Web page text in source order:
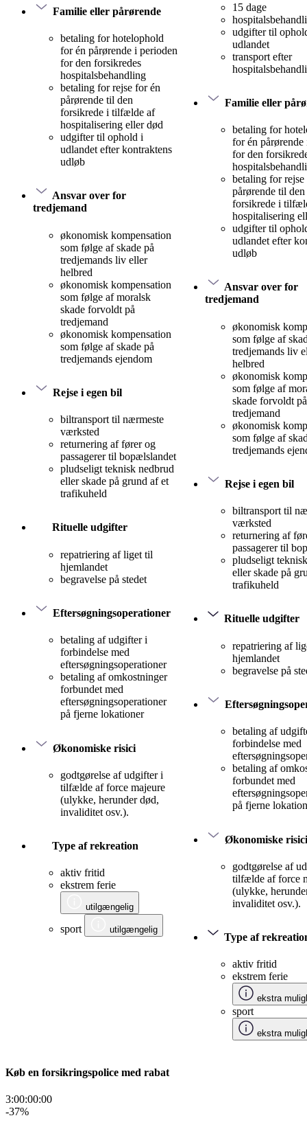
Familie eller pårørende
betaling for hotelophold
for én pårørende i perioden
for den forsikredes
hospitalsbehandling
betaling for rejse for én
pårørende til den
forsikrede i tilfælde af
hospitalisering eller død
udgifter til ophold i
udlandet efter kontraktens
udløb
Ansvar over for
tredjemand
økonomisk kompensation
som følge af skade på
tredjemands liv eller
helbred
økonomisk kompensation
som følge af moralsk
skade forvoldt på
tredjemand
økonomisk kompensation
som følge af skade på
tredjemands ejendom
Rejse i egen bil
biltransport til nærmeste
værksted
returnering af fører og
passagerer til bopælslandet
pludseligt teknisk nedbrud
eller skade på grund af et
trafikuheld
Rituelle udgifter
repatriering af liget til
hjemlandet
begravelse på stedet
Eftersøgningsoperationer
betaling af udgifter i
forbindelse med
eftersøgningsoperationer
betaling af omkostninger
forbundet med
eftersøgningsoperationer
på fjerne lokationer
Økonomiske risici
godtgørelse af udgifter i
tilfælde af force majeure
(ulykke, herunder død,
invaliditet osv.).
Type af rekreation
aktiv fritid
ekstrem ferie
utilgængelig
sport utilgængelig
15 dage
udgifter til
udlandet
transport efter
Familie eller
betaling for
for én pårørende
for den
betaling for rejse
pårørende til den
forsikrede i
hospitalisering
udgifter til
udlandet efter
udløb
Ansvar over for
tredjemand
økonomisk
som følge af
tredjemands liv
helbred
økonomisk
som følge af
skade forvoldt på
tredjemand
økonomisk
som følge af
tredjemands
Rejse i egen bil
biltransport til
værksted
returnering af
passagerer til
pludseligt
eller skade på
trafikuheld
Rituelle udgifter
repatriering af
hjemlandet
begravelse på
betaling af
forbindelse med
betaling af
forbundet med
på fjerne
Økonomiske risici
godtgørelse af
tilfælde af force
(ulykke,
invaliditet osv.).
Type af
aktiv fritid
ekstrem ferie
ekstra
sport
ekstra
Køb en forsikringspolice med rabat
3:00:00:00
-37%